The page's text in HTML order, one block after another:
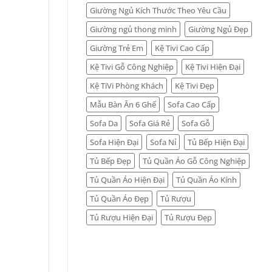
Giường Ngủ Kích Thước Theo Yêu Cầu
Giường ngủ thong minh
Giường Ngủ Đẹp
Giường Trẻ Em
Kệ Tivi Cao Cấp
Kệ Tivi Gỗ Công Nghiệp
Kệ Tivi Hiện Đại
Kệ TiVi Phòng Khách
Kệ Tivi Đẹp
Mẫu Bàn Ăn 6 Ghế
Sofa Cao Cấp
Sofa Da
Sofa Giá Rẻ
Sofa Gỗ
Sofa Hiện Đại
Sofa Nỉ
Tủ Bếp Hiện Đại
Tủ Bếp Đẹp
Tủ Quần Áo Gỗ Công Nghiệp
Tủ Quần Áo Hiện Đại
Tủ Quần Áo Kính
Tủ Quần Áo Đẹp
Tủ Rượu
Tủ Rượu Hiện Đại
Tủ Rượu Đẹp